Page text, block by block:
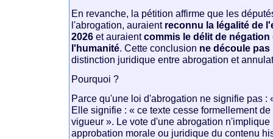
En revanche, la pétition affirme que les
l'abrogation, auraient reconnu la légalité de
2026 et auraientcommis le délit de
l'humanité . Cette conclusion ne découle
distinction juridique entre abrogation et
Pourquoi ?
Parce qu'une loi d'abrogation ne signifie pas :
Elle signifie : « ce texte cesse formellement
vigueur ». Le vote d'une abrogation
approbation morale ou juridique du contenu